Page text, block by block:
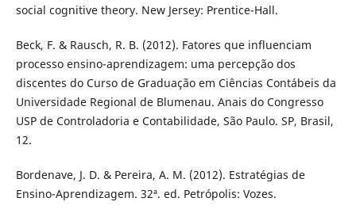
social cognitive theory. New Jersey: Prentice-Hall.
Beck, F. & Rausch, R. B. (2012). Fatores que influenciam
processo ensino-aprendizagem: uma percepção dos
discentes do Curso de Graduação em Ciências Contábeis da
Universidade Regional de Blumenau. Anais do Congresso
USP de Controladoria e Contabilidade, São Paulo. SP, Brasil,
12.
Bordenave, J. D. & Pereira, A. M. (2012). Estratégias de
Ensino-Aprendizagem. 32ª. ed. Petrópolis: Vozes.